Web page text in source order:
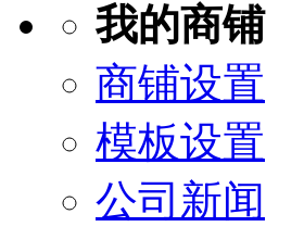
我的商铺
商铺设置
模板设置
公司新闻